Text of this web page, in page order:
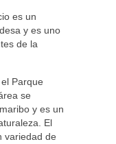
es un
y es uno
de la
Parque
se
y es un
El
variedad de